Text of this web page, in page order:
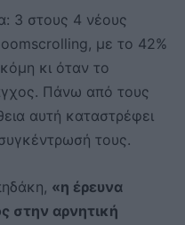
3 στους 4 νέους
με το 42%
κι όταν το
Πάνω από τους
αυτή καταστρέφει
τους.
«η έρευνα
στην αρνητική